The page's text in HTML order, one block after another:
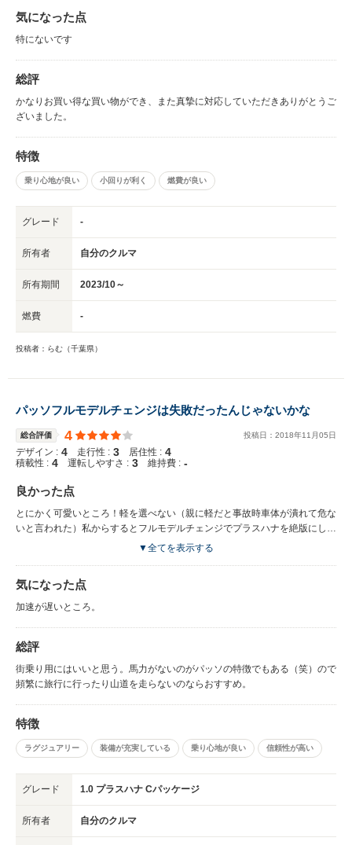
気になった点
特にないです
総評
かなりお買い得な買い物ができ、また真摯に対応していただきありがとうご
ざいました。
特徴
乗り心地が良い 小回りが利く 燃費が良い
グレード -
所有者 自分のクルマ
所有期間 2023/10～
燃費 -
投稿者：らむ（千葉県）
パッソフルモデルチェンジは失敗だったんじゃないかな
総合評価 4 投稿日： 2018年11 月05日
デザイン : 4 走行性 : 3 居住性 : 4
積載性 : 4 運転しやすさ : 3 維持費 : -
良かった点
とにかく可愛いところ！軽を選べない（親に軽だと事故時車体が潰れて危な
いと言われた）私からするとフルモデルチェンジでプラスハナを絶版にした
トヨタは間違えたな〜と思う。だって普通車で若い女性向けの車ってかなり
い。
▼全てを表示する
気になった点
加速が遅いところ。
総評
街乗り用にはいいと思う。馬力がないのがパッソの特徴でもある（笑）ので
頻繁に旅行に行ったり山道を走らないのならおすすめ。
特徴
ラグジュアリー 装備が充実している 乗り心地が良い 信頼性が高い
グレード 1.0 プラスハナ Cパッケージ
所有者 自分のクルマ